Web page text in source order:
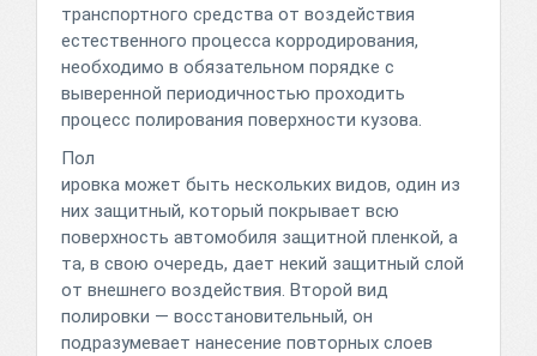
транспортного средства от воздействия
естественного процесса корродирования,
необходимо в обязательном порядке с
выверенной периодичностью проходить
процесс полирования поверхности кузова.
Пол
ировка может быть нескольких видов, один из
них защитный, который покрывает всю
поверхность автомобиля защитной пленкой, а
та, в свою очередь, дает некий защитный слой
от внешнего воздействия. Второй вид
полировки — восстановительный, он
подразумевает нанесение повторных слоев